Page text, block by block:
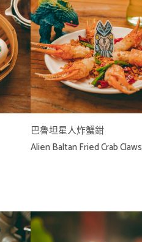
巴魯坦星人炸蟹鉗
Alien Baltan Fried Crab Claws